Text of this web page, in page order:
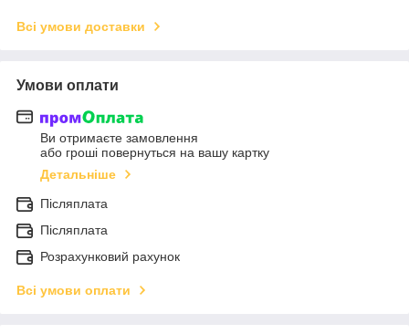
Всі умови доставки
Умови оплати
Ви отримаєте замовлення
або гроші повернуться на вашу картку
Детальніше
Післяплата
Післяплата
Розрахунковий рахунок
Всі умови оплати